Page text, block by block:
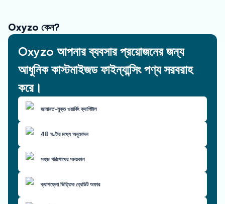
Oxyzo কেন?
Oxyzo আপনার ব্যবসার প্রয়োজনের জন্য
আধুনিক কাস্টমাইজড ফাইন্যান্সিং পণ্য সরবরাহ
করে।
জামানত-মুক্ত ওয়ার্কিং ক্যাপিটাল
48 ঘণ্টার মধ্যে অনুমোদন
সহজ পরিশোধের সময়কাল
ক্যাশফ্লো ভিত্তিক ক্রেডিট অফার